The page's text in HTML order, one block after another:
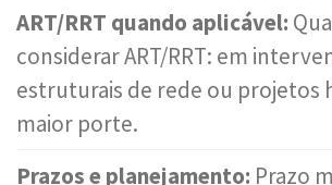
ART/RRT quando aplicável:
considerar ART/RRT: em
estruturais de rede ou projetos
maior porte.
Prazos e planejamento: Prazo